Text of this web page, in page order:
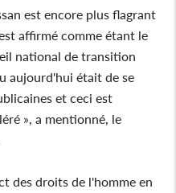
est encore plus flagrant
affirmé comme étant le
national de transition
aujourd'hui était de se
et ceci est
», a mentionné, le
des droits de l'homme en